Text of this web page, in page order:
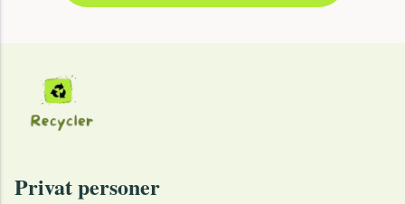
Privat personer